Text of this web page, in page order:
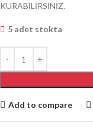
KURABİLİRSİNİZ.
5 adet stokta
Add to compare